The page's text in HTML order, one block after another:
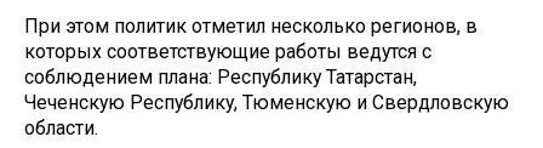
При этом политик отметил несколько регионов, в
которых соответствующие работы ведутся с
соблюдением плана: Республику Татарстан,
Чеченскую Республику, Тюменскую и Свердловскую
области.